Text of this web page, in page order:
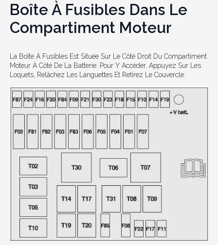
Boîte À Fusibles Dans Le
Compartiment Moteur
La Boîte À Fusibles Est Située Sur Le Côté Droit Du Compartiment
Moteur À Côté De La Batterie. Pour Y Accéder, Appuyez Sur Les
Loquets, Relâchez Les Languettes Et Retirez Le Couvercle.